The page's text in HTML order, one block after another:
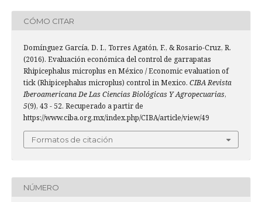
CÓMO CITAR
Domínguez García, D. I., Torres Agatón, F., & Rosario-Cruz, R.
(2016). Evaluación económica del control de garrapatas
Rhipicephalus microplus en México / Economic evaluation of
tick (Rhipicephalus microplus) control in Mexico. CIBA Revista
Iberoamericana De Las Ciencias Biológicas Y Agropecuarias,
5(9), 43 - 52. Recuperado a partir de
https://www.ciba.org.mx/index.php/CIBA/article/view/49
Formatos de citación
NÚMERO